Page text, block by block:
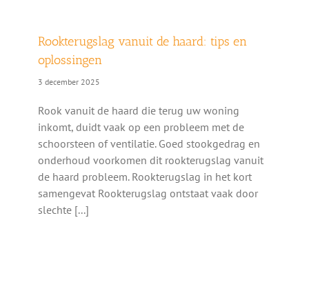
Rookterugslag vanuit de haard: tips en
oplossingen
3 december 2025
Rook vanuit de haard die terug uw woning
inkomt, duidt vaak op een probleem met de
schoorsteen of ventilatie. Goed stookgedrag en
onderhoud voorkomen dit rookterugslag vanuit
de haard probleem. Rookterugslag in het kort
samengevat Rookterugslag ontstaat vaak door
slechte [...]